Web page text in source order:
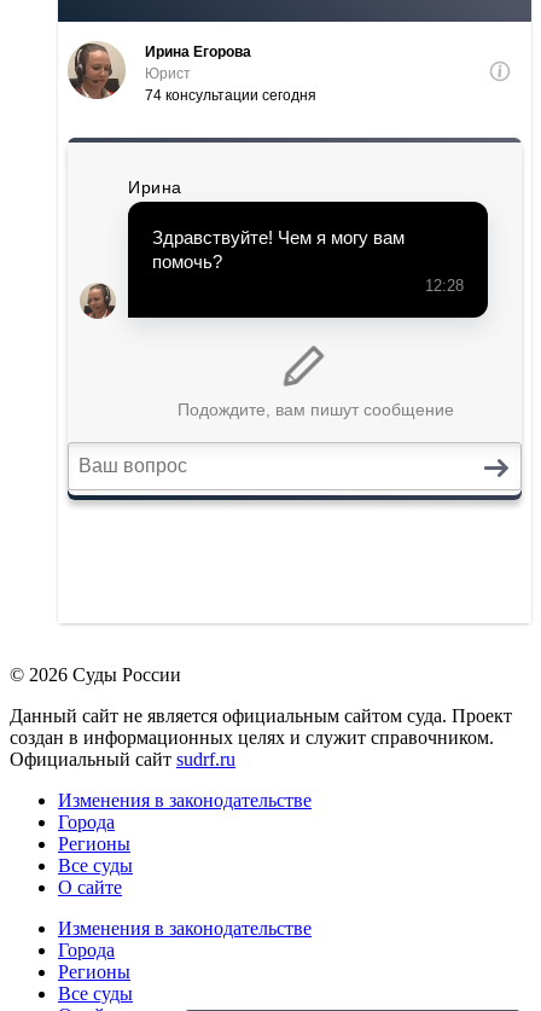
© 2026 Суды России
Данный сайт не является официальным сайтом суда. Проект
создан в информационных целях и служит справочником.
Официальный сайт sudrf.ru
Изменения в законодательстве
Города
Регионы
Все суды
О сайте
Изменения в законодательстве
Города
Регионы
Все суды